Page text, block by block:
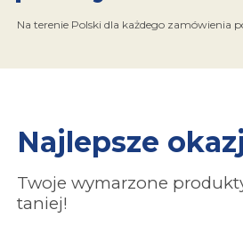
Na terenie Polski dla każdego zamówienia
Najlepsze
Twoje wymarzone
taniej!